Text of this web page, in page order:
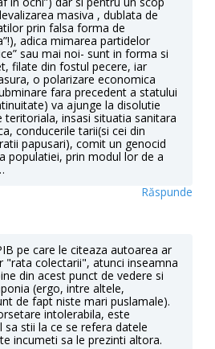
masiva , dublata de
prin falsa forma de
adica mimarea partidelor
sau mai noi- sunt in forma si
filate din fostul pecere, iar
o polarizare economica
fara precedent a statului
va ajunge la disolutie
insasi situatia sanitara
conducerile tarii(si cei din
papusari), comit un genocid
populatiei, prin modul lor de a
Răspunde
pe care le citeaza autoarea ar
"rata colectarii", atunci inseamna
din acest punct de vedere si
(ergo, intre altele,
de fapt niste mari puslamale).
intolerabila, este
stii la ce se refera datele
incumeti sa le prezinti altora.